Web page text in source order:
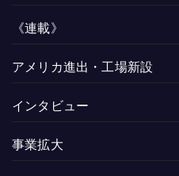
《連載》
アメリカ進出・工場新設
インタビュー
事業拡大